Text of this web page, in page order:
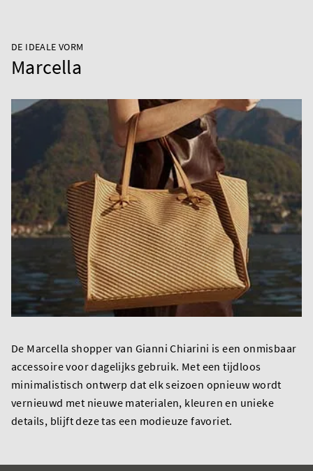
DE IDEALE VORM
Marcella
De Marcella shopper van Gianni Chiarini is een onmisbaar
accessoire voor dagelijks gebruik. Met een tijdloos
minimalistisch ontwerp dat elk seizoen opnieuw wordt
vernieuwd met nieuwe materialen, kleuren en unieke
details, blijft deze tas een modieuze favoriet.